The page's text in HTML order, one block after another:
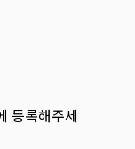
등록해주세